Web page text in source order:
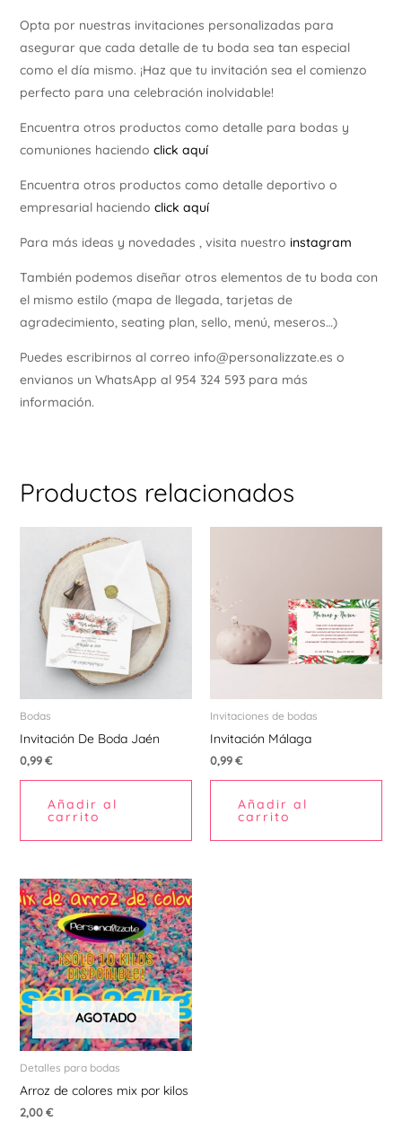
Opta por nuestras invitaciones personalizadas para
asegurar que cada detalle de tu boda sea tan especial
como el día mismo. ¡Haz que tu invitación sea el comienzo
perfecto para una celebración inolvidable!
Encuentra otros productos como detalle para bodas y
comuniones haciendo click aquí
Encuentra otros productos como detalle deportivo o
empresarial haciendo click aquí
Para más ideas y novedades , visita nuestro instagram
También podemos diseñar otros elementos de tu boda con
el mismo estilo (mapa de llegada, tarjetas de
agradecimiento, seating plan, sello, menú, meseros…)
Puedes escribirnos al correo info@personalizzate.es o
envianos un WhatsApp al 954 324 593 para más
información.
Productos relacionados
Bodas
Invitación De Boda Jaén
0,99€
Añadir al
carrito
Invitaciones de bodas
Invitación Málaga
0,99€
Añadir al
carrito
AGOTADO
Detalles para bodas
Arroz de colores mix por kilos
2,00€